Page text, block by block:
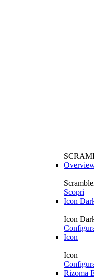
Scopri
Icon
Icon
Icon
Icon
Rizoma